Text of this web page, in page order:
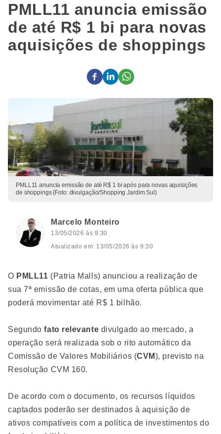
PMLL11 anuncia emissão
de até R$ 1 bi para novas
aquisições de shoppings
PMLL11 anuncia emissão de até R$ 1 bi após para novas aquisições
de shoppings {Foto: divulgação/Shopping Jardim Sul)
Marcelo Monteiro
13/05/2026 às 9:30
Atualizado em: 13/05/2026 às 9:30
O PMLL11 (Patria Malls) anunciou a realização de
sua 7ª emissão de cotas, em uma oferta pública que
poderá movimentar até R$ 1 bilhão.
Segundofato relevante divulgado ao mercado, a
operação será realizada sob o rito automático da
Comissão de Valores Mobiliários (CVM), previsto na
Resolução CVM 160.
De acordo com o documento, os recursos líquidos
captados poderão ser destinados à aquisição de
ativos compatíveis com a política de investimentos do